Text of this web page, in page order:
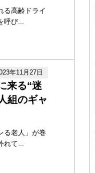
る高齢ドライ
び...
年11月27日
来る“迷
組のギャ
る老人」が巻
て...